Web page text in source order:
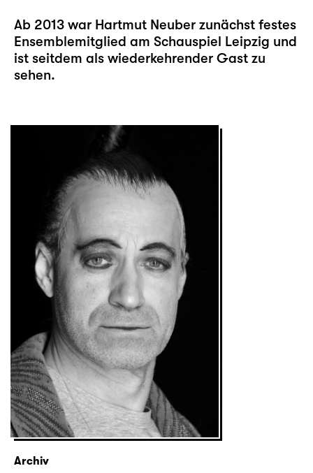
Ab 2013 war Hartmut Neuber zunächst festes
Ensemblemitglied am Schauspiel Leipzig und
ist seitdem als wiederkehrender Gast zu
sehen.
Archiv